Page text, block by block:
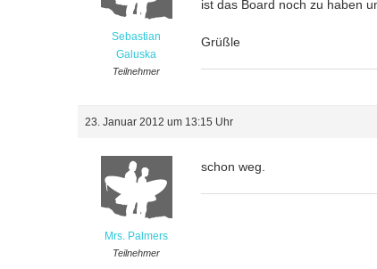
Sebastian
Galuska
Teilnehmer
ist das Board noch zu haben
Grüßle
23. Januar 2012 um 13:15 Uhr
Mrs. Palmers
Teilnehmer
schon weg.